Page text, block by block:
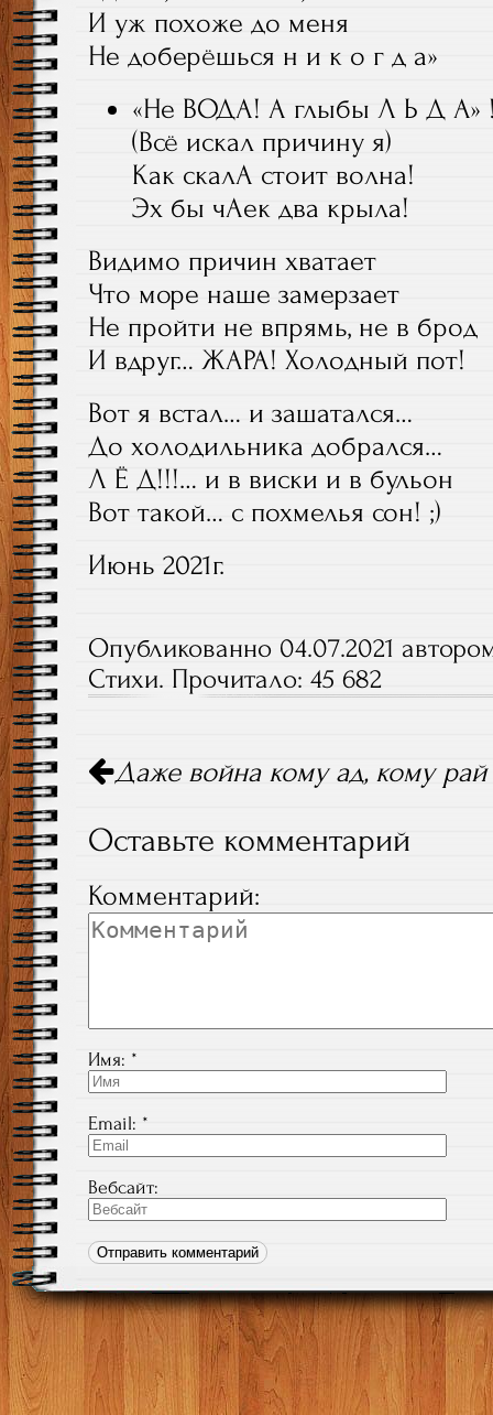
И уж похоже до меня
Не доберёшься н и к о г д а»
«Не ВОДА! А глыбы Л Ь Д А»
(Всё искал причину я)
Как скалА стоит волна!
Эх бы чАек два крыла!
Видимо причин хватает
Что море наше замерзает
Не пройти не впрямь, не в брод
И вдруг… ЖАРА! Холодный пот!
Вот я встал… и зашатался…
До холодильника добрался…
Л Ё Д!!!… и в виски и в бульон
Вот такой… с похмелья сон! ;)
Июнь 2021г.
Опубликованно 04.07.2021
Стихи. Прочитало: 45 682
Навигация по постам
Даже война кому ад, кому рай
Оставьте комментарий
Комментарий:
Имя: *
Email: *
Вебсайт: